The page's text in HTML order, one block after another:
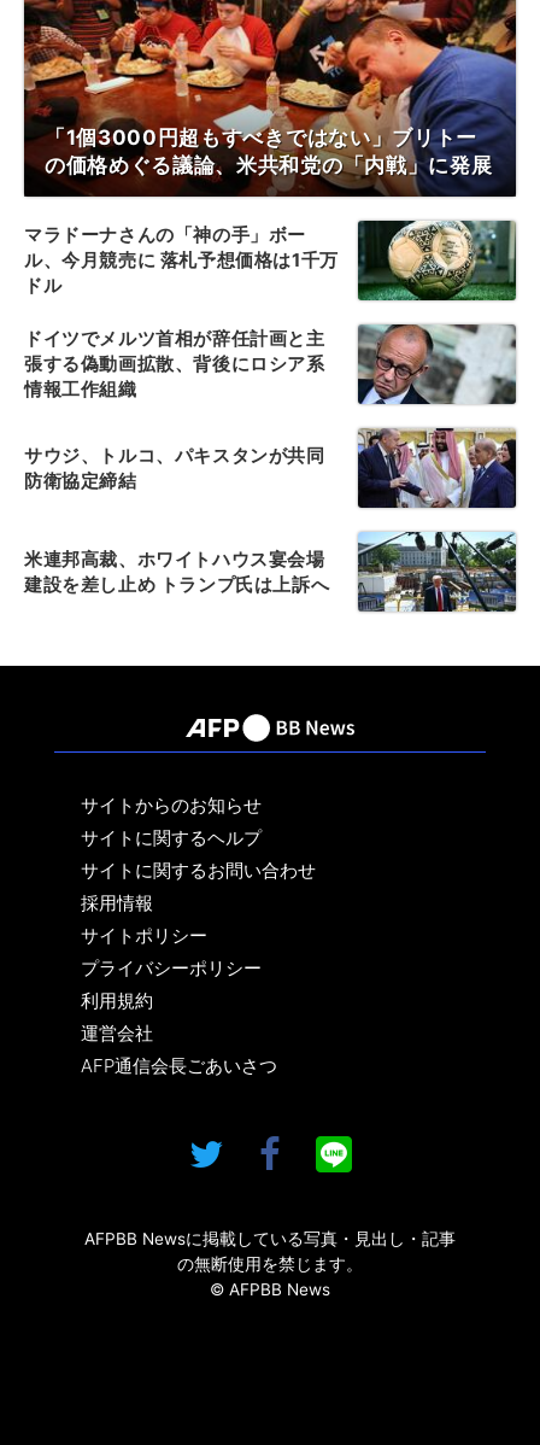
「1個3000円超もすべきではない」ブリトー
の価格めぐる議論、米共和党の「内戦」に発展
マラドーナさんの「神の手」ボー
ル、今月競売に 落札予想価格は1千万
ドル
ドイツでメルツ首相が辞任計画と主
張する偽動画拡散、背後にロシア系
情報工作組織
サウジ、トルコ、パキスタンが共同
防衛協定締結
米連邦高裁、ホワイトハウス宴会場
建設を差し止め トランプ氏は上訴へ
サイトからのお知らせ
サイトに関するヘルプ
サイトに関するお問い合わせ
採用情報
サイトポリシー
プライバシーポリシー
利用規約
運営会社
AFP通信会長ごあいさつ
AFPBB Newsに掲載している写真・見出し・記事
の無断使用を禁じます。
© AFPBB News